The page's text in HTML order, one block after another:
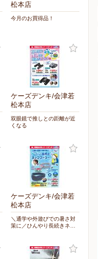
松本店
今月のお買得品！
ケーズデンキ/会津若
松本店
双眼鏡で推しとの距離が近
くなる
ケーズデンキ/会津若
松本店
＼通学や外遊びでの暑さ対
策に／ひんやり長続きネ…